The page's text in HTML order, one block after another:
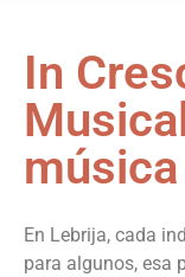
In
En Lebrija, cada
para algunos, esa